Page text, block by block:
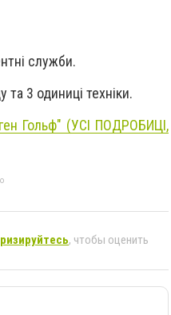
служби.
3 одиниці техніки.
Гольф" (УСІ ПОДРОБИЦІ,
, чтобы оценить